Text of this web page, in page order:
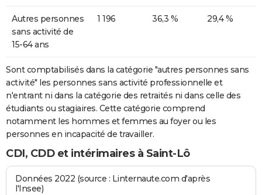
Autres personnes
sans activité de
15-64 ans
1 196 36,3 % 29,4 %
Sont comptabilisés dans la catégorie "autres personnes sans
activité" les personnes sans activité professionnelle et
n'entrant ni dans la catégorie des retraités ni dans celle des
étudiants ou stagiaires. Cette catégorie comprend
notamment les hommes et femmes au foyer ou les
personnes en incapacité de travailler.
CDI, CDD et intérimaires à Saint-Lô
Données 2022 (source : Linternaute.com d'après
l'Insee)